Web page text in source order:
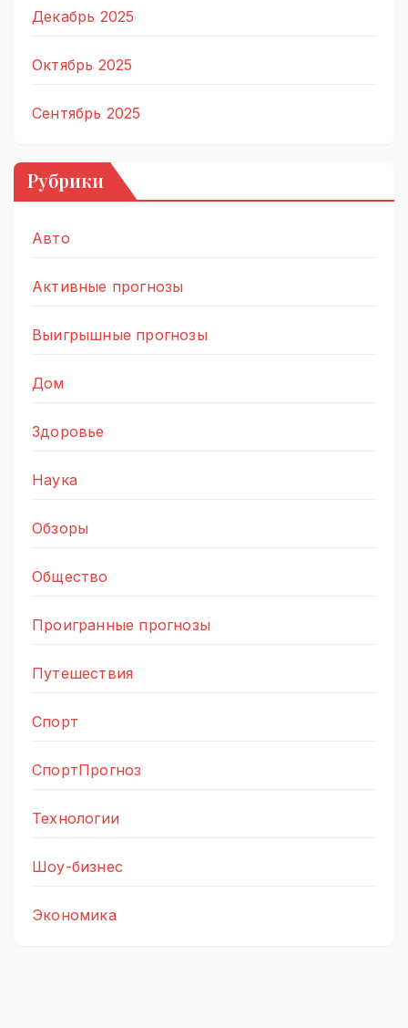
Декабрь 2025
Октябрь 2025
Сентябрь 2025
Рубрики
Авто
Активные прогнозы
Выигрышные прогнозы
Дом
Здоровье
Наука
Обзоры
Общество
Проигранные прогнозы
Путешествия
Спорт
СпортПрогноз
Технологии
Шоу-бизнес
Экономика